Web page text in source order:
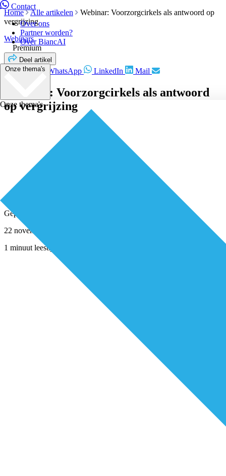
Contact
Over ons
Partner worden?
Over BiancAI
Onze thema's
Onze thema's
Home Alle artikelen
Webinar: Voorzorgcirkels als antwoord op
vergrijzing
Webinars
Premium
Deel artikel
Facebook WhatsApp LinkedIn Mail
Webinar: Voorzorgcirkels als antwoord
op vergrijzing
Geplaatst door
22 november 2024
1 minuut leestijd